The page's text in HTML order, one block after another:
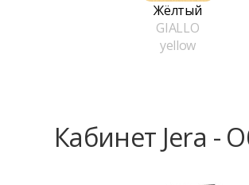
Жёлтый
GIALLO
yellow
Кабинет Jera -